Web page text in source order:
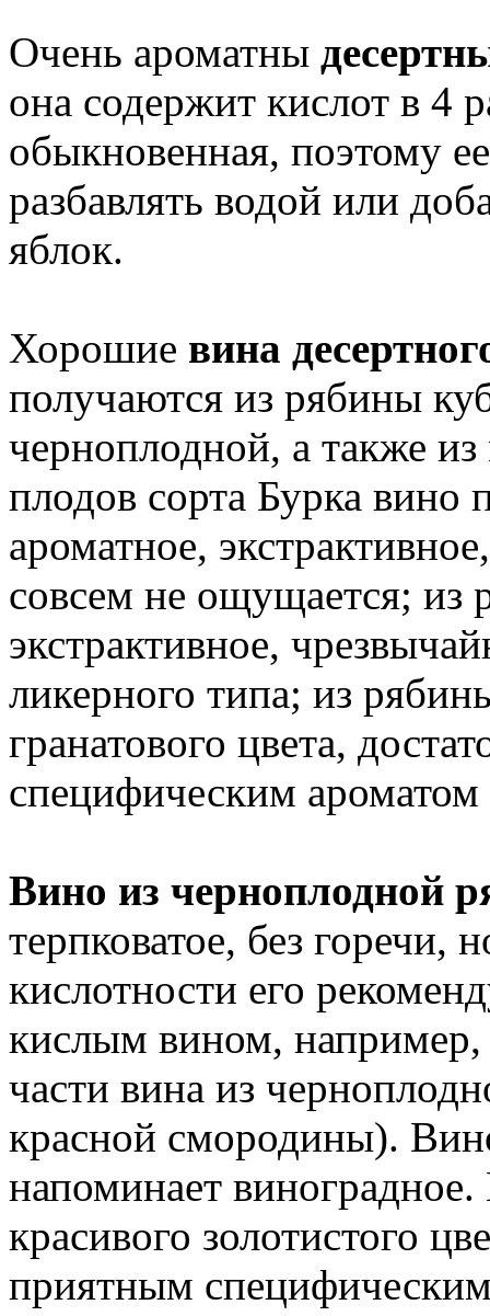
Очень ароматны
она содержит кислот в 4
обыкновенная, поэтому
разбавлять водой или
яблок.
Хорошие вина
получаются из рябины
черноплодной, а также
плодов сорта Бурка вино
ароматное,
совсем не ощущается; из
экстрактивное,
ликерного типа; из
гранатового цвета,
специфическим
Вино из черноплодной
терпковатое, без горечи,
кислотности его
кислым вином,
части вина из
красной смородины).
напоминает
красивого золотистого
приятным